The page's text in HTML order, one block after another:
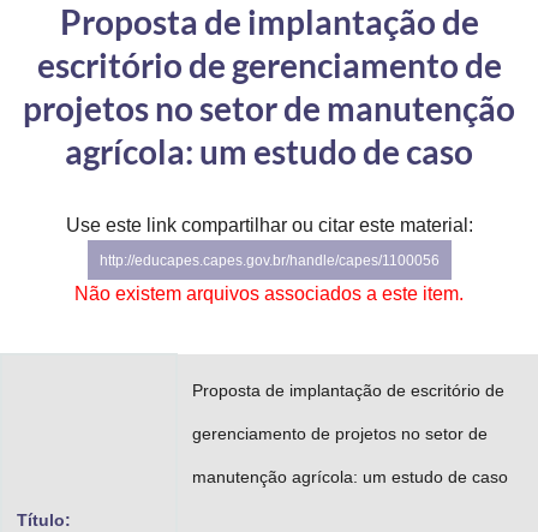
Controladoria-Geral da União
Ministério da Mulher, da Família e dos Direitos Humanos
Gabinete de Segurança Institucional
Advocacia-Geral da União
Proposta de implantação de
escritório de gerenciamento de
projetos no setor de manutenção
agrícola: um estudo de caso
Use este link compartilhar ou citar este material:
http://educapes.capes.gov.br/handle/capes/1100056
Não existem arquivos associados a este item.
Título:
Proposta de implantação de escritório de
gerenciamento de projetos no setor de
manutenção agrícola: um estudo de caso